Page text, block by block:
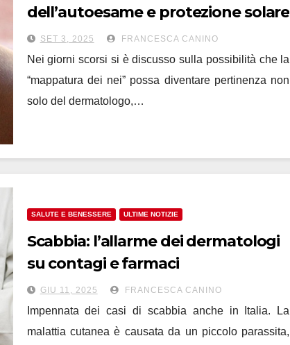
dell’autoesame e protezione solare
SET 3, 2025 FRANCESCA CANINO
Nei giorni scorsi si è discusso sulla possibilità che la
“mappatura dei nei” possa diventare pertinenza non
solo del dermatologo,…
SALUTE E BENESSERE ULTIME NOTIZIE
Scabbia: l’allarme dei dermatologi
su contagi e farmaci
GIU 11, 2025 FRANCESCA CANINO
Impennata dei casi di scabbia anche in Italia. La
malattia cutanea è causata da un piccolo parassita,